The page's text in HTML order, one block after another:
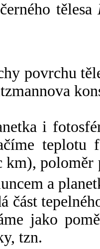
tělesa
povrchu
i
km),
a
část
jako
tzn.